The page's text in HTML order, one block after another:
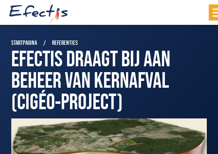
STARTPAGINA REFERENTIES
EFECTIS DRAAGT BIJ AAN
BEHEER VAN KERNAFVAL
(CIGÉO-PROJECT)